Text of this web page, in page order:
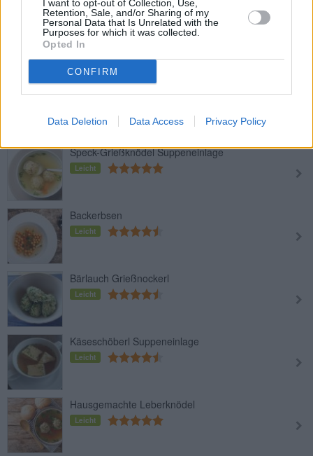
I want to opt-out of Collection, Use,
Retention, Sale, and/or Sharing of my
Personal Data that Is Unrelated with the
Purposes for which it was collected.
Opted In
CONFIRM
Data Deletion Data Access Privacy Policy
Speckschöberl die deftige
Suppeneinlage
Speck-Grießknödel Suppeneinlage
Leicht
Backerbsen
Leicht
Bärlauch Grießnockerl
Leicht
Käseschöberl Suppeneinlage
Leicht
Hausgemachte Leberknödel
Leicht